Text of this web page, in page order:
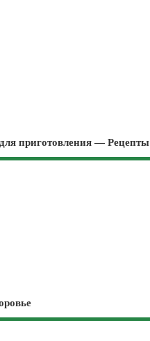
приготовления — Рецепты